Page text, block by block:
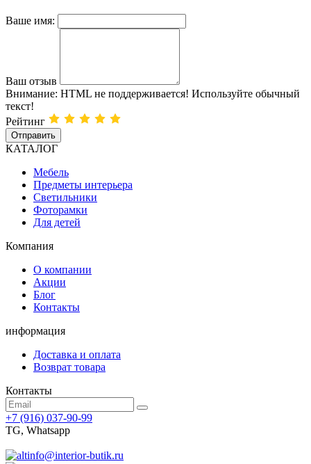
Ваше имя:
Ваш отзыв
Внимание: HTML не поддерживается! Используйте обычный
текст!
Рейтинг
Отправить
КАТАЛОГ
Мебель
Предметы интерьера
Светильники
Фоторамки
Для детей
Компания
О компании
Акции
Блог
Контакты
информация
Доставка и оплата
Возврат товара
Контакты
+7 (916) 037-90-99
TG, Whatsapp
info@interior-butik.ru